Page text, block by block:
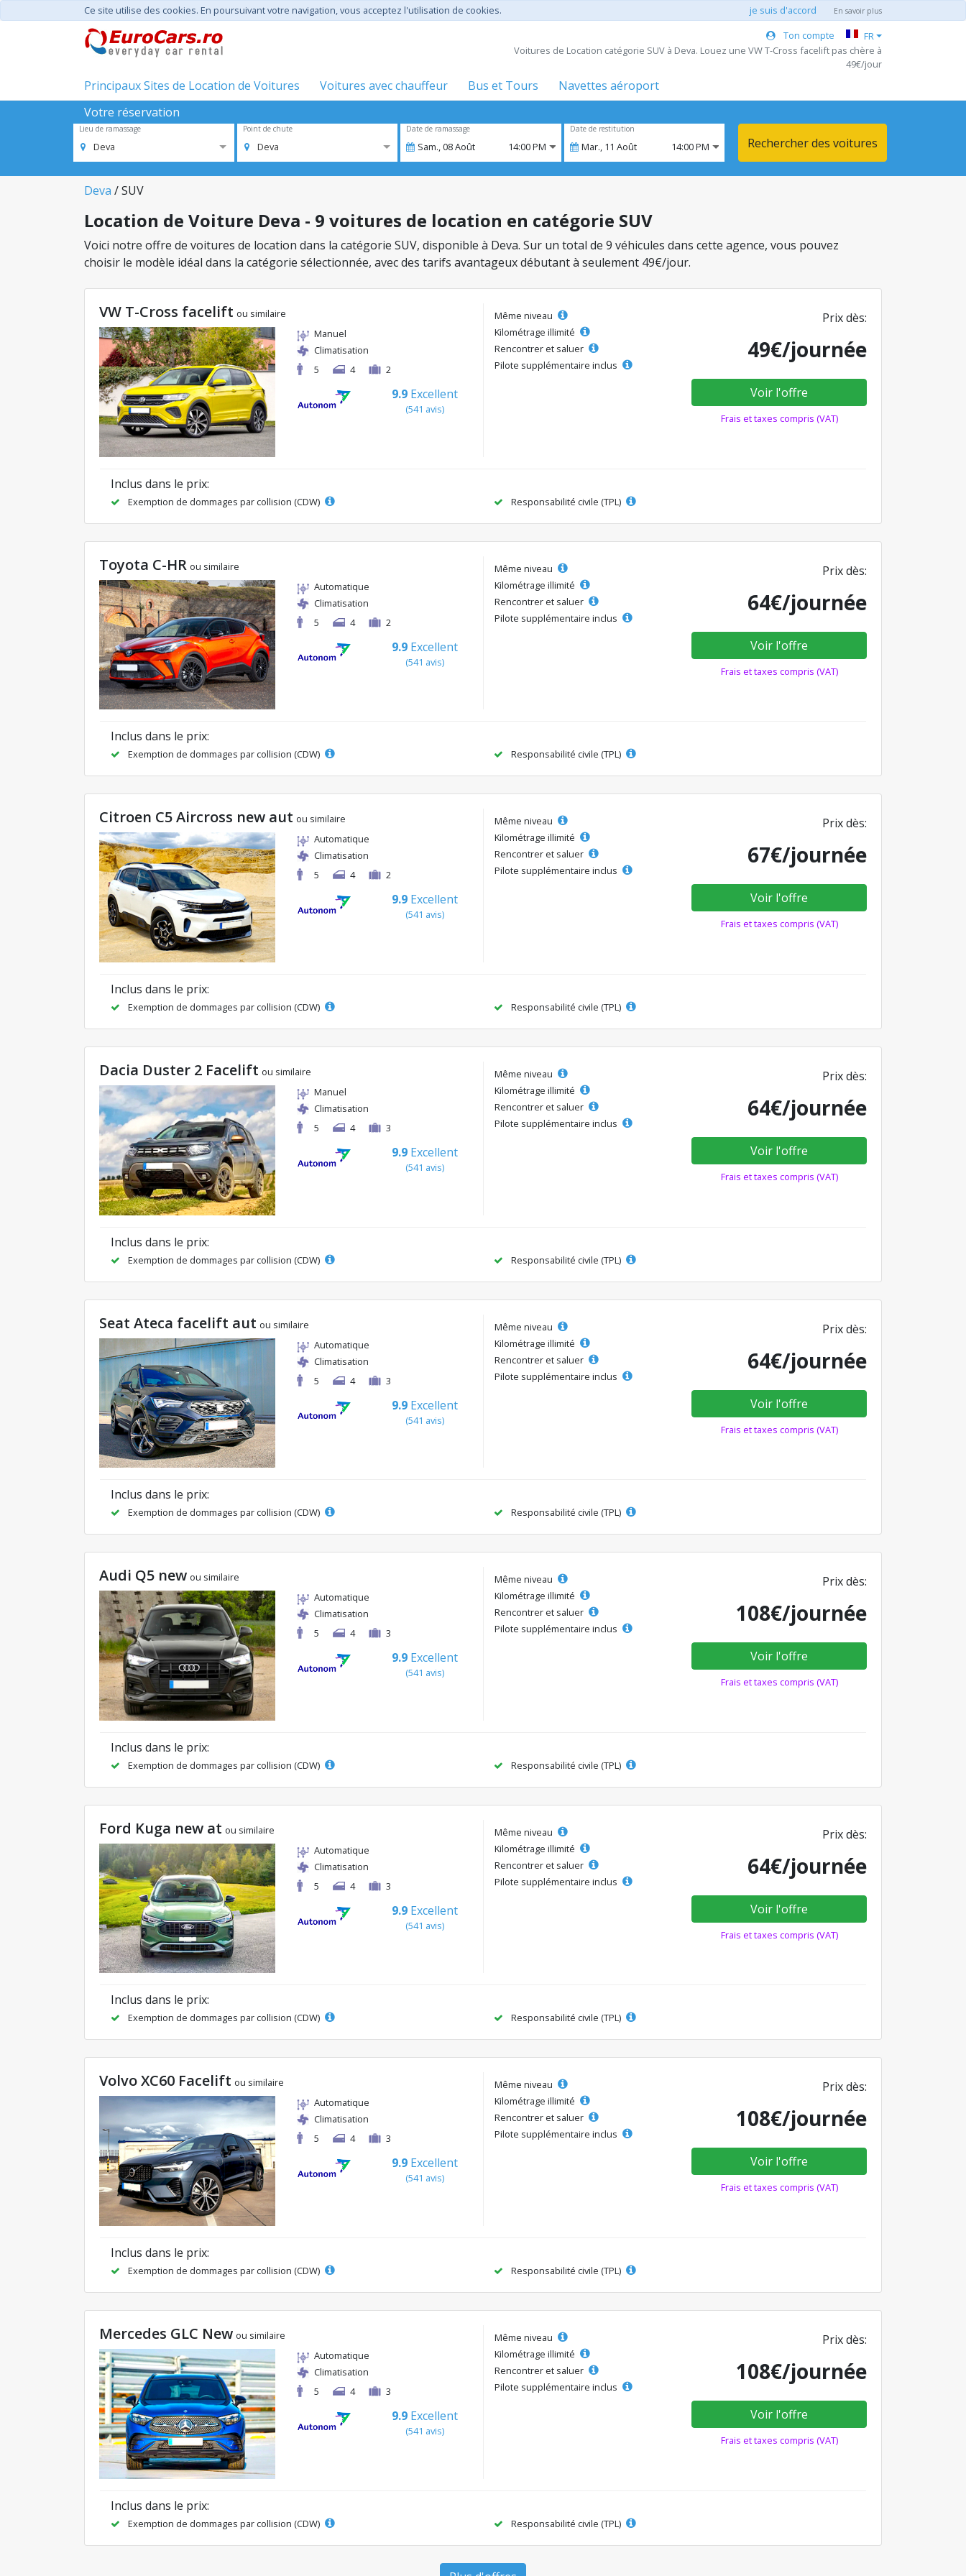
Ce site utilise des cookies. En poursuivant votre navigation, vous acceptez l'utilisation de cookies. je suis d'accord En savoir plus
Ton compte
FR
Voitures de Location catégorie SUV à Deva. Louez une VW T-Cross facelift pas chère à
49€/jour
Principaux Sites de Location de Voitures Voitures avec chauffeur Bus et Tours
Navettes aéroport
Votre réservation
Lieu de ramassage
Deva
Point de chute
Deva
Date de ramassage
Sam.,08Août 14:00 PM
Date de restitution
Mar., 11 Août 14:00 PM Rechercher des voitures
Deva / SUV
Location de Voiture Deva - 9 voitures de location en catégorie SUV
Voici notre offre de voitures de location dans la catégorie SUV, disponible à Deva. Sur un total de 9 véhicules dans cette agence, vous pouvez
choisir le modèle idéal dans la catégorie sélectionnée, avec des tarifs avantageux débutant à seulement 49€/jour.
VW T-Cross facelift ou similaire
Manuel
Climatisation
5
4 2
9.9 Excellent
(541 avis)
Même niveau
Kilométrage illimité
Rencontrer et saluer
Pilote supplémentaire inclus
Prix dès:
49€/journée
Voir l'offre
Frais et taxes compris (VAT)
Inclus dans le prix:
Exemption de dommages par collision (CDW) Responsabilité civile (TPL)
Toyota C-HR ou similaire
Automatique
Climatisation
5
4 2
9.9 Excellent
(541 avis)
Même niveau
Kilométrage illimité
Rencontrer et saluer
Pilote supplémentaire inclus
Prix dès:
64€/journée
Voir l'offre
Frais et taxes compris (VAT)
Inclus dans le prix:
Exemption de dommages par collision (CDW) Responsabilité civile (TPL)
Citroen C5 Aircross new aut ou similaire
Automatique
Climatisation
5
4 2
9.9 Excellent
(541 avis)
Même niveau
Kilométrage illimité
Rencontrer et saluer
Pilote supplémentaire inclus
Prix dès:
67€/journée
Voir l'offre
Frais et taxes compris (VAT)
Inclus dans le prix:
Exemption de dommages par collision (CDW) Responsabilité civile (TPL)
Dacia Duster 2 Facelift ou similaire
Manuel
Climatisation
5
4 3
9.9 Excellent
(541 avis)
Même niveau
Kilométrage illimité
Rencontrer et saluer
Pilote supplémentaire inclus
Prix dès:
64€/journée
Voir l'offre
Frais et taxes compris (VAT)
Inclus dans le prix:
Exemption de dommages par collision (CDW) Responsabilité civile (TPL)
Seat Ateca facelift aut ou similaire
Automatique
Climatisation
5
4 3
9.9 Excellent
(541 avis)
Même niveau
Kilométrage illimité
Rencontrer et saluer
Pilote supplémentaire inclus
Prix dès:
64€/journée
Voir l'offre
Frais et taxes compris (VAT)
Inclus dans le prix:
Exemption de dommages par collision (CDW) Responsabilité civile (TPL)
Audi Q5 new ou similaire
Automatique
Climatisation
5
4 3
9.9 Excellent
(541 avis)
Même niveau
Kilométrage illimité
Rencontrer et saluer
Pilote supplémentaire inclus
Prix dès:
108€/journée
Voir l'offre
Frais et taxes compris (VAT)
Inclus dans le prix:
Exemption de dommages par collision (CDW) Responsabilité civile (TPL)
Ford Kuga new at ou similaire
Automatique
Climatisation
5
4 3
9.9 Excellent
(541 avis)
Même niveau
Kilométrage illimité
Rencontrer et saluer
Pilote supplémentaire inclus
Prix dès:
64€/journée
Voir l'offre
Frais et taxes compris (VAT)
Inclus dans le prix:
Exemption de dommages par collision (CDW) Responsabilité civile (TPL)
Volvo XC60 Facelift ou similaire
Automatique
Climatisation
5
4 3
9.9 Excellent
(541 avis)
Même niveau
Kilométrage illimité
Rencontrer et saluer
Pilote supplémentaire inclus
Prix dès:
108€/journée
Voir l'offre
Frais et taxes compris (VAT)
Inclus dans le prix:
Exemption de dommages par collision (CDW) Responsabilité civile (TPL)
Mercedes GLC New ou similaire
Automatique
Climatisation
5
4 3
9.9 Excellent
(541 avis)
Même niveau
Kilométrage illimité
Rencontrer et saluer
Pilote supplémentaire inclus
Prix dès:
108€/journée
Voir l'offre
Frais et taxes compris (VAT)
Inclus dans le prix:
Exemption de dommages par collision (CDW) Responsabilité civile (TPL)